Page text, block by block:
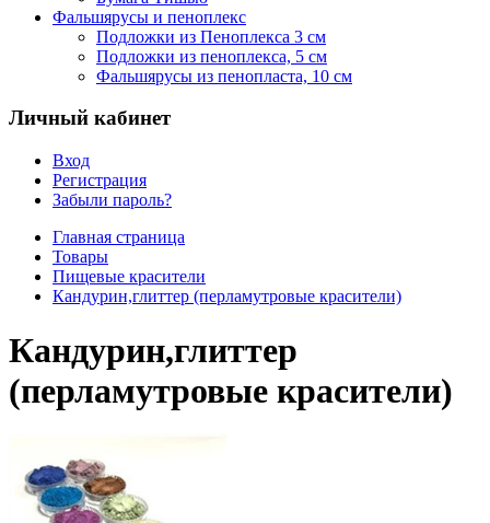
Фальшярусы и пеноплекс
Подложки из Пеноплекса 3 см
Подложки из пеноплекса, 5 см
Фальшярусы из пенопласта, 10 см
Личный кабинет
Вход
Регистрация
Забыли пароль?
Главная страница
Товары
Пищевые красители
Кандурин,глиттер (перламутровые красители)
Кандурин,глиттер
(перламутровые красители)